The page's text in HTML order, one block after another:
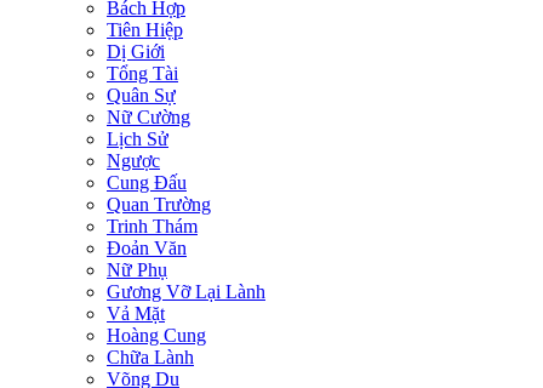
Bách Hợp
Tiên Hiệp
Dị Giới
Tổng Tài
Quân Sự
Nữ Cường
Lịch Sử
Ngược
Cung Đấu
Quan Trường
Trinh Thám
Đoản Văn
Nữ Phụ
Gương Vỡ Lại Lành
Vả Mặt
Hoàng Cung
Chữa Lành
Võng Du